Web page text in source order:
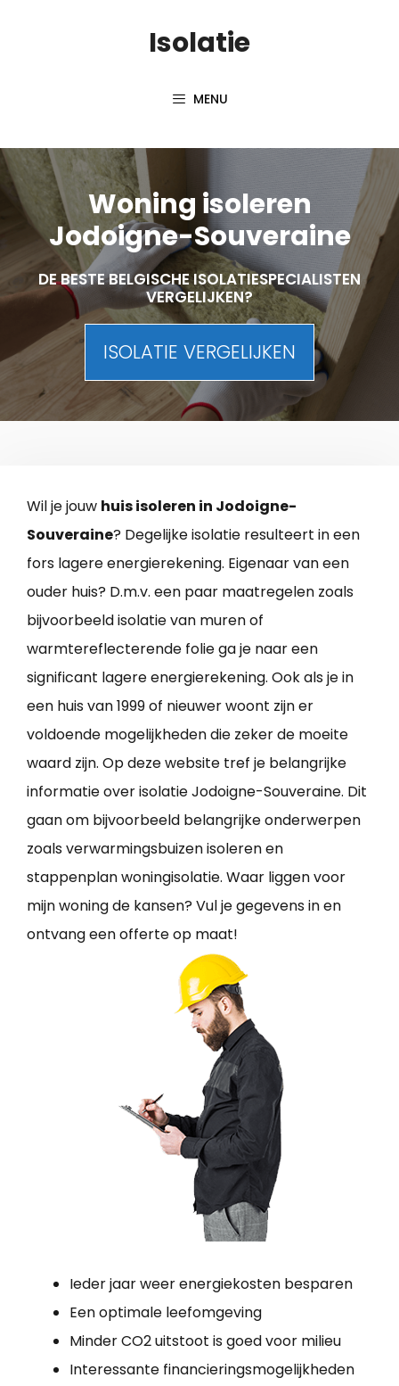
Isolatie
MENU
Woning isoleren
Jodoigne-Souveraine
DE BESTE BELGISCHE ISOLATIESPECIALISTEN
VERGELIJKEN?
ISOLATIE VERGELIJKEN
Wil je jouw huis isoleren in Jodoigne-
Souveraine? Degelijke isolatie resulteert in een
fors lagere energierekening. Eigenaar van een
ouder huis? D.m.v. een paar maatregelen zoals
bijvoorbeeld isolatie van muren of
warmtereflecterende folie ga je naar een
significant lagere energierekening. Ook als je in
een huis van 1999 of nieuwer woont zijn er
voldoende mogelijkheden die zeker de moeite
waard zijn. Op deze website tref je belangrijke
informatie over isolatie Jodoigne-Souveraine. Dit
gaan om bijvoorbeeld belangrijke onderwerpen
zoals verwarmingsbuizen isoleren en
stappenplan woningisolatie. Waar liggen voor
mijn woning de kansen? Vul je gegevens in en
ontvang een offerte op maat!
Ieder jaar weer energiekosten besparen
Een optimale leefomgeving
Minder CO2 uitstoot is goed voor milieu
Interessante financieringsmogelijkheden